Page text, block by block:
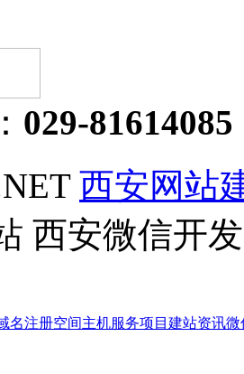
029-81614085
西安网站
西安微信开
名注册空间主机服务项目 建站资讯微